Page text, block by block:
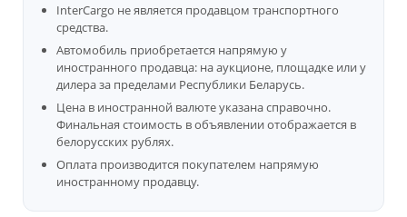
InterCargo не является продавцом транспортного
средства.
Автомобиль приобретается напрямую у
иностранного продавца: на аукционе, площадке или у
дилера за пределами Республики Беларусь.
Цена в иностранной валюте указана справочно.
Финальная стоимость в объявлении отображается в
белорусских рублях.
Оплата производится покупателем напрямую
иностранному продавцу.